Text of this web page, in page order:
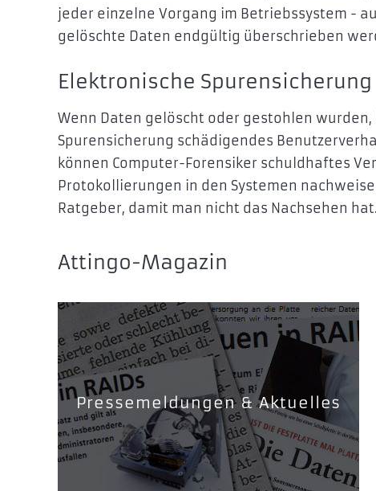
jeder einzelne Vorgang im Betriebssystem -
gelöschte Daten endgültig überschrieben
Elektronische Spurensicherung
Wenn Daten gelöscht oder gestohlen
Spurensicherung schädigendes
können Computer-Forensiker schuldhaftes
Protokollierungen in den Systemen
Ratgeber, damit man nicht das Nachsehen hat.
Attingo-Magazin
Pressemeldungen & Aktuelles